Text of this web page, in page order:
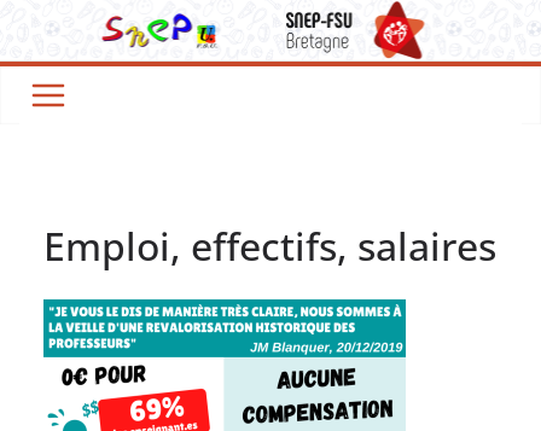
contenu
Emploi, effectifs, salaires